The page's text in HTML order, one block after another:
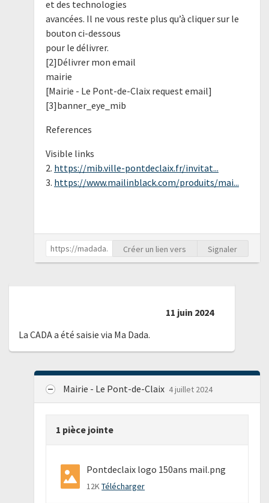
et des technologies
avancées. Il ne vous reste plus qu’à cliquer sur le
bouton ci-dessous
pour le délivrer.
[2]Délivrer mon email
mairie
[Mairie - Le Pont-de-Claix request email]
[3]banner_eye_mib
References
Visible links
2. https://mib.ville-pontdeclaix.fr/invitat...
3. https://www.mailinblack.com/produits/mai...
Créer un lien vers Signaler
11 juin 2024
La CADA a été saisie via Ma Dada.
Mairie - Le Pont-de-Claix 4 juillet 2024
1 pièce jointe
Pontdeclaix logo 150ans mail.png
12KTélécharger